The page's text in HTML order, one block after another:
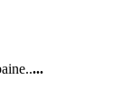
...